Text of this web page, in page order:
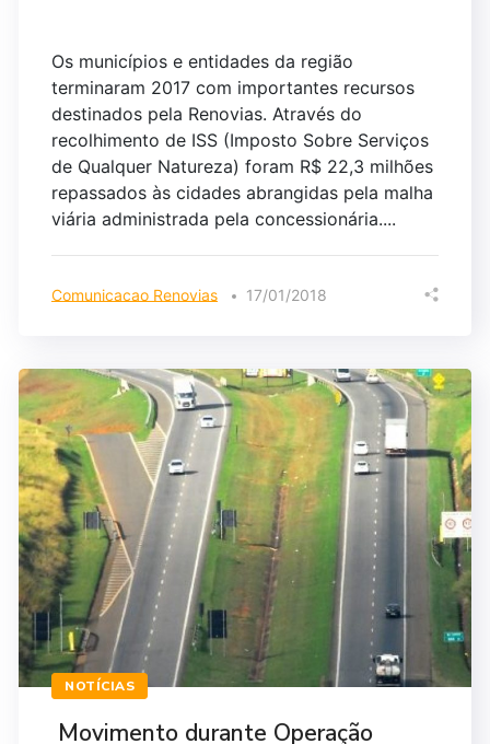
Os municípios e entidades da região
terminaram 2017 com importantes recursos
destinados pela Renovias. Através do
recolhimento de ISS (Imposto Sobre Serviços
de Qualquer Natureza) foram R$ 22,3 milhões
repassados às cidades abrangidas pela malha
viária administrada pela concessionária....
Comunicacao Renovias 17/01/2018
NOTÍCIAS
Movimento durante Operação